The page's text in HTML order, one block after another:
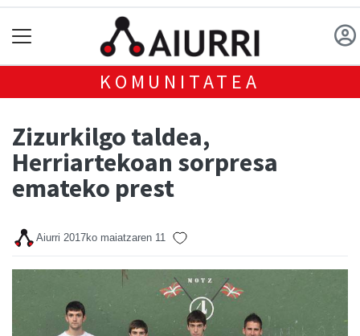
KOMUNITATEA
Zizurkilgo taldea,
Herriartekoan sorpresa
emateko prest
Aiurri 2017ko maiatzaren 11